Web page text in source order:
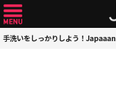
手洗いをしっかりしよう！Japaaan